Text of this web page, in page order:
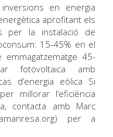
en energia
aprofitant els
per la instalació de
15-45% en el
45-
amb
d’energia eòlica Si
millorar l’eficiència
contacta amb Marc
per a